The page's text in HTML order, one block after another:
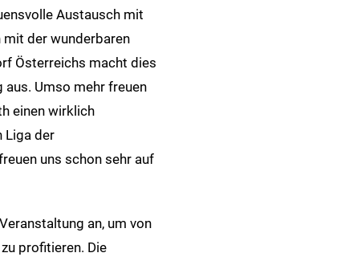
Austausch mit
mit der wunderbaren
Österreichs macht dies
aus. Umso mehr freuen
einen wirklich
Liga der
uns schon sehr auf
an, um von
profitieren. Die